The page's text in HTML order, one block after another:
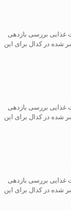
غذایی بررسی بازدهی
شده در کدال برای این
غذایی بررسی بازدهی
شده در کدال برای این
غذایی بررسی بازدهی
شده در کدال برای این